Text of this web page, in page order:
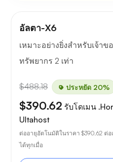
อัลตา-X6
เหมาะอย่างยิ่งสำหรับเจ้า
ทรัพยากร 2 เท่า
$488.18 ประหยัด 20%
$390.62 รับโดเมน
Ultahost
ต่ออายุอัตโนมัติในราคา $390.62 ต่อ
ได้ทุกเมื่อ